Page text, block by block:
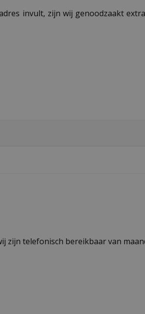
invult, zijn wij genoodzaakt
telefonisch bereikbaar van